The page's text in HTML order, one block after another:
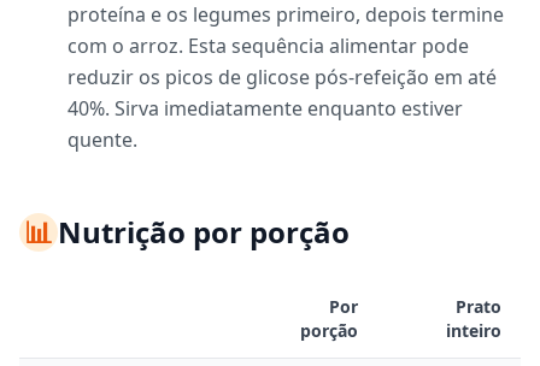
proteína e os legumes primeiro, depois termine
com o arroz. Esta sequência alimentar pode
reduzir os picos de glicose pós-refeição em até
40%. Sirva imediatamente enquanto estiver
quente.
📊Nutrição por porção
Por
porção
Prato
inteiro